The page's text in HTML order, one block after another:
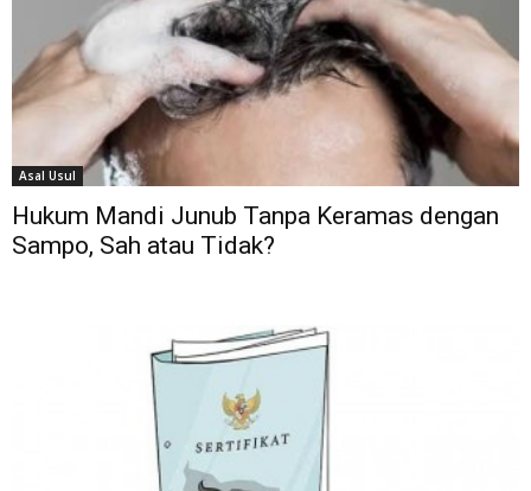
Asal Usul
Hukum Mandi Junub Tanpa Keramas dengan
Sampo, Sah atau Tidak?